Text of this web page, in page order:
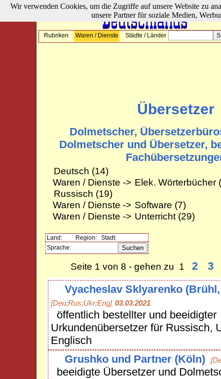
Rubriken Waren / Dienste Städte / Länder
Übersetzer
Dolmetscher,
Dolmetscher und Übersetzer,
Deutsch (14)
Waren / Dienste -> Elek. Wörterbücher
Russisch (19)
Waren / Dienste -> Software (7)
Waren / Dienste -> Unterricht(29)
Land: Region:
Stadt:
Sprache:
Seite 1 von 8 - gehen zu 1 2
3
Vyacheslav Sklyarenko
[Deu;Rus;Ukr;Eng] 03.03.2021
öffentlich bestellter und beeidigter
Urkundenübersetzer für Russisch,
Englisch
Grushko und Partner (Köln)
beeidigte Übersetzer und
Wir verwenden Cookies, um die Zugriffe auf unsere Website zu
unsere Partner für soziale Medien,